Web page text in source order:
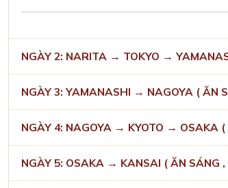
NGÀY 2: NARITA → TOKYO →
NGÀY 3: YAMANASHI → NAGOYA ( ĂN
NGÀY 4: NAGOYA → KYOTO → OSAKA
NGÀY 5: OSAKA → KANSAI ( ĂN SÁNG ,